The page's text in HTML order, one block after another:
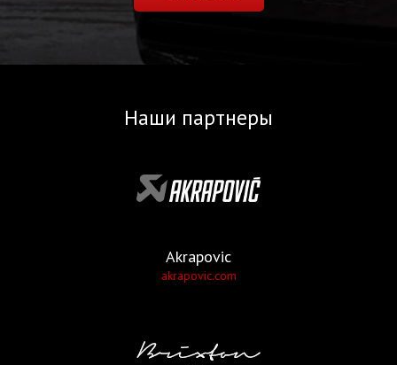
Наши партнеры
Akrapovic
akrapovic.com